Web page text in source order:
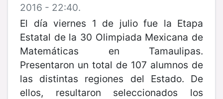
2016 - 22:40.
El día viernes 1 de julio fue la Etapa
Estatal de la 30 Olimpiada Mexicana de
Matemáticas en Tamaulipas.
Presentaron un total de 107 alumnos de
las distintas regiones del Estado. De
ellos, resultaron seleccionados los